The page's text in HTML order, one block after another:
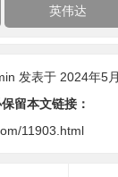
英伟达
发表于 2024年5
留本文链接：
11903.html